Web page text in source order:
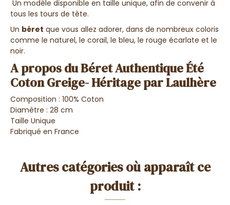
Un modèle disponible en taille unique, afin de convenir à
tous les tours de tête.
Un béret que vous allez adorer, dans de nombreux coloris
comme le naturel, le corail, le bleu, le rouge écarlate et le
noir.
A propos du Béret Authentique Été
Coton Greige- Héritage par Laulhère
Composition : 100% Coton
Diamètre : 28 cm
Taille Unique
Fabriqué en France
Autres catégories où apparaît ce
produit :